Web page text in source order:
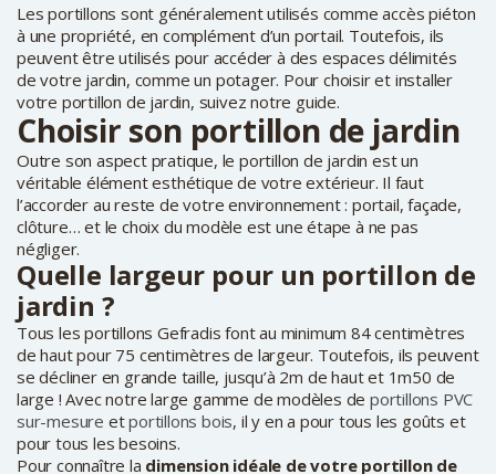
Les portillons sont généralement utilisés comme accès piéton
à une propriété, en complément d’un portail. Toutefois, ils
peuvent être utilisés pour accéder à des espaces délimités
de votre jardin, comme un potager. Pour choisir et installer
votre portillon de jardin, suivez notre guide.
Choisir son portillon de jardin
Outre son aspect pratique, le portillon de jardin est un
véritable élément esthétique de votre extérieur. Il faut
l’accorder au reste de votre environnement : portail, façade,
clôture… et le choix du modèle est une étape à ne pas
négliger.
Quelle largeur pour un portillon de
jardin ?
Tous les portillons Gefradis font au minimum 84 centimètres
de haut pour 75 centimètres de largeur. Toutefois, ils peuvent
se décliner en grande taille, jusqu’à 2m de haut et 1m50 de
large ! Avec notre large gamme de modèles de portillons PVC
sur-mesure etportillons bois, il y en a pour tous les goûts et
pour tous les besoins.
Pour connaître la dimension idéale de votre portillon de